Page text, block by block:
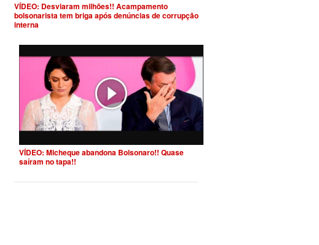
VÍDEO: Desviaram milhões!! Acampamento
bolsonarista tem briga após denúncias de corrupção
interna
VÍDEO: Micheque abandona Bolsonaro!! Quase
saíram no tapa!!